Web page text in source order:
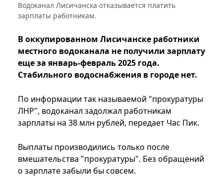
Водоканал Лисичанска отказывается платить
зарплаты работникам.
В оккупированном Лисичанске работники
местного водоканала не получили зарплату
еще за январь-февраль 2025 года.
Стабильного водоснабжения в городе нет.
По информации так называемой "прокуратуры
ЛНР", водоканал задолжал работникам
зарплаты на 38 млн рублей, передает Час Пик.
Выплаты производились только после
вмешательства "прокуратуры". Без обращений
о зарплате забыли бы совсем.